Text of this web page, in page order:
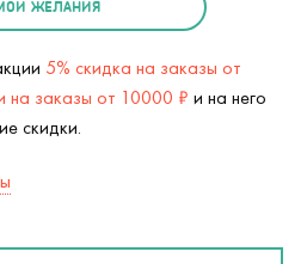
ЖЕЛАНИЯ
5% скидка на заказы от
на заказы от 10000 ₽ и на него
скидки.